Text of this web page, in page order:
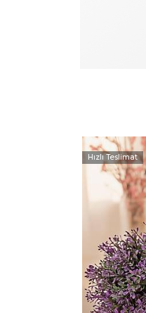
Hızlı Teslimat